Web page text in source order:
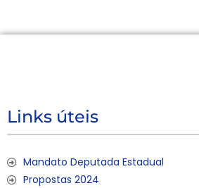
Links úteis
Mandato Deputada Estadual
Propostas 2024